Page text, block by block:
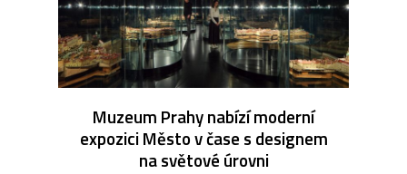
Muzeum Prahy nabízí moderní
expozici Město v čase s designem
na světové úrovni